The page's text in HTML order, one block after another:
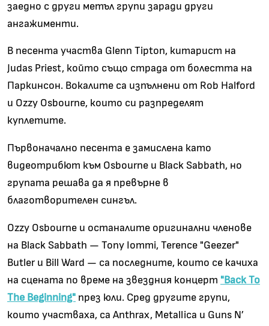
заедно с други метъл групи заради други
ангажименти.
В песента участва Glenn Tipton, китарист на
Judas Priest, който също страда от болестта на
Паркинсон. Вокалите са изпълнени от Rob Halford
и Ozzy Osbourne, които си разпределят
куплетите.
Първоначално песента е замислена като
видеотрибют към Osbourne и Black Sabbath, но
групата решава да я превърне в
благотворителен сингъл.
Ozzy Osbourne и останалите оригинални членове
на Black Sabbath — Tony Iommi, Terence "Geezer"
Butler и Bill Ward — са последните, които се качиха
на сцената по време на звездния концерт "Back To
The Beginning" през юли. Сред другите групи,
които участваха, са Anthrax, Metallica и Guns N’